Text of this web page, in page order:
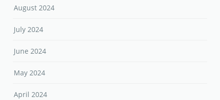
August 2024
July 2024
June 2024
May 2024
April 2024